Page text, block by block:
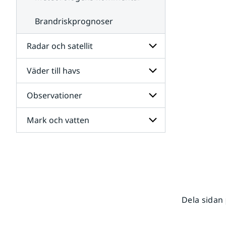
Brandriskprognoser
Radar och satellit
Undersidor
för
Radar
och
satellit
Väder till havs
Undersidor
för
Väder
till
havs
Observationer
Undersidor
för
Mark och vatten
Dela sidan